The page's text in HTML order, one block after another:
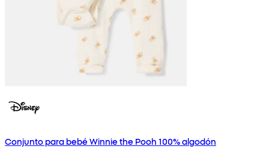
Conjunto para bebé Winnie the Pooh 100% algodón